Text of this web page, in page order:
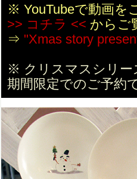
※ YouTubeで動画を
>> コチラ << からご
⇒ "Xmas story
※ クリスマスシリー
期間限定でのご予約